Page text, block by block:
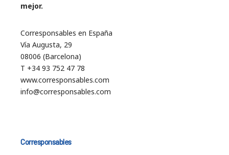
mejor.
Corresponsables en España
Vía Augusta, 29
08006 (Barcelona)
T +34 93 752 47 78
www.corresponsables.com
info@corresponsables.com
Corresponsables